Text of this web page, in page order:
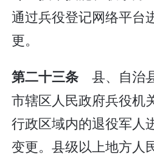
通过兵役登记网络平台
更。
第二十三条 县、自治
市辖区人民政府兵役机
行政区域内的退役军人
变更。县级以上地方人